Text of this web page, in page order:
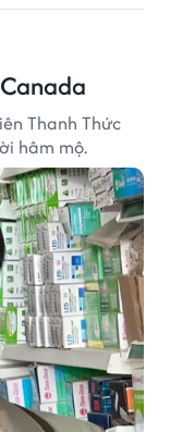
Thanh Thức
hâm mộ.